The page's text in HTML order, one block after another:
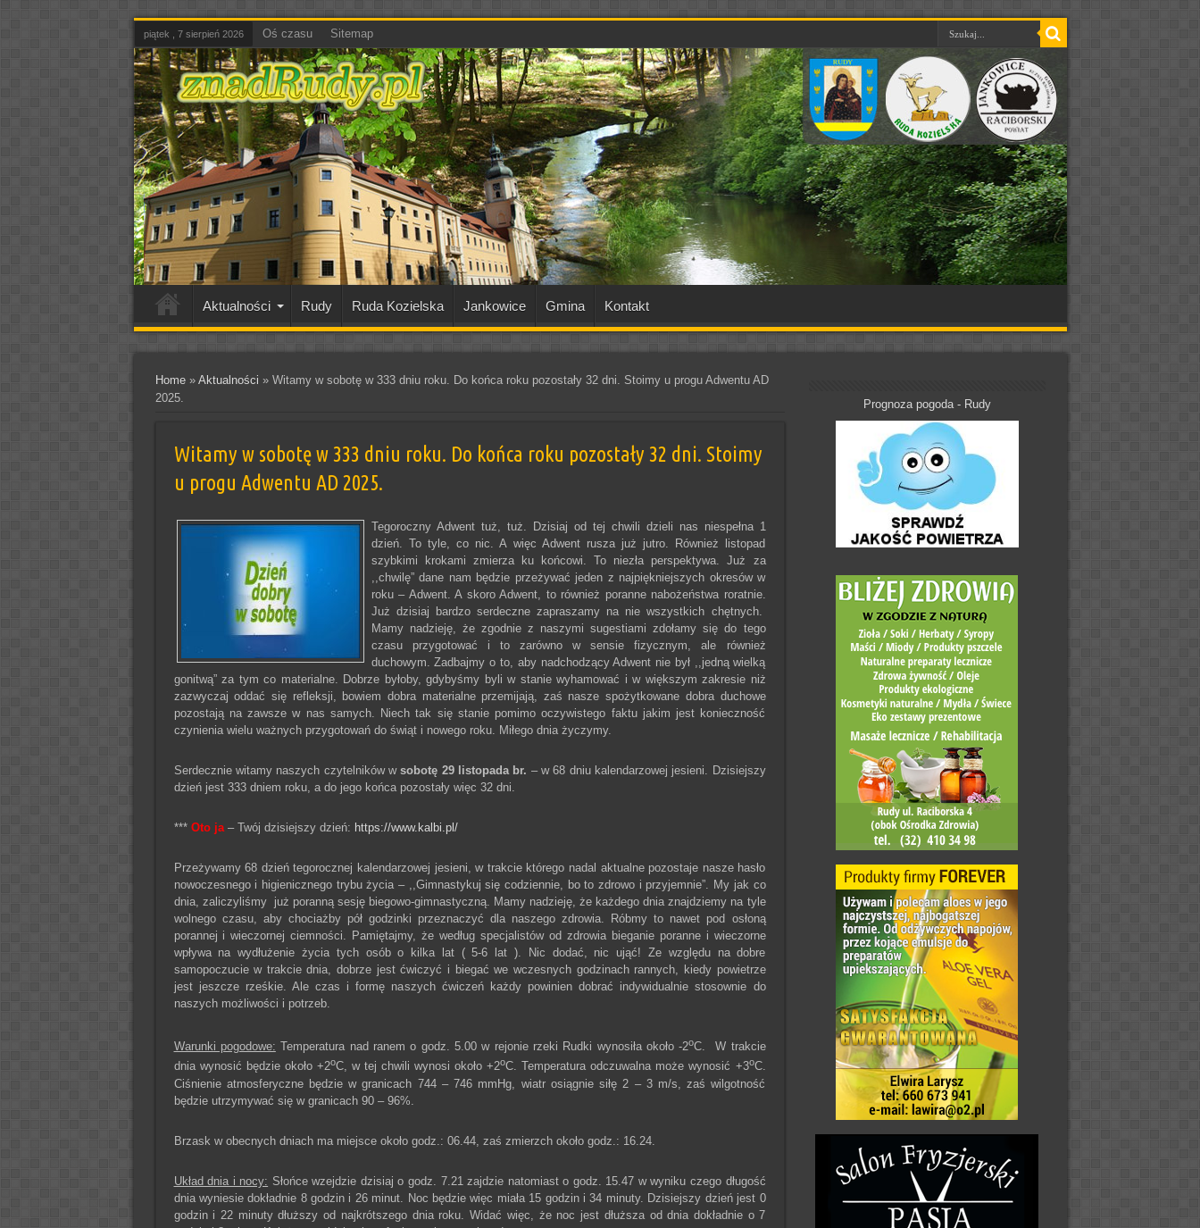
piątek , 7 sierpień 2026 Oś czasu Sitemap
Aktualności Rudy Ruda Kozielska Jankowice Gmina Kontakt
Home» Aktualności » Witamy w sobotę w 333 dniu roku. Do końca roku pozostały 32 dni. Stoimy u progu Adwentu AD
2025.
Witamy w sobotę w 333 dniu roku. Do końca roku pozostały 32 dni. Stoimy
u progu Adwentu AD 2025.
Tegoroczny Adwent tuż, tuż. Dzisiaj od tej chwili dzieli nas niespełna 1
dzień. To tyle, co nic. A więc Adwent rusza już jutro. Również listopad
szybkimi krokami zmierza ku końcowi. To niezła perspektywa. Już za
,,chwilę” dane nam będzie przeżywać jeden z najpiękniejszych okresów w
roku – Adwent. A skoro Adwent, to również poranne nabożeństwa roratnie.
Już dzisiaj bardzo serdeczne zapraszamy na nie wszystkich chętnych.
Mamy nadzieję, że zgodnie z naszymi sugestiami zdołamy się do tego
czasu przygotować i to zarówno w sensie fizycznym, ale również
duchowym. Zadbajmy o to, aby nadchodzący Adwent nie był ,,jedną wielką
gonitwą” za tym co materialne. Dobrze byłoby, gdybyśmy byli w stanie wyhamować i w większym zakresie niż
zazwyczaj oddać się refleksji, bowiem dobra materialne przemijają, zaś nasze spożytkowane dobra duchowe
pozostają na zawsze w nas samych. Niech tak się stanie pomimo oczywistego faktu jakim jest konieczność
czynienia wielu ważnych przygotowań do świąt i nowego roku. Miłego dnia życzymy.
Serdecznie witamy naszych czytelników wsobotę 29 listopada br. – w 68 dniu kalendarzowej jesieni. Dzisiejszy
dzień jest 333 dniem roku, a do jego końca pozostały więc 32 dni.
*** Oto ja– Twój dzisiejszy dzień: https://www.kalbi.pl/
Przeżywamy 68 dzień tegorocznej kalendarzowej jesieni, w trakcie którego nadal aktualne pozostaje nasze hasło
nowoczesnego i higienicznego trybu życia – ,,Gimnastykuj się codziennie, bo to zdrowo i przyjemnie”. My jak co
dnia, zaliczyliśmy już poranną sesję biegowo-gimnastyczną. Mamy nadzieję, że każdego dnia znajdziemy na tyle
wolnego czasu, aby chociażby pół godzinki przeznaczyć dla naszego zdrowia. Róbmy to nawet pod osłoną
porannej i wieczornej ciemności. Pamiętajmy, że według specjalistów od zdrowia bieganie poranne i wieczorne
wpływa na wydłużenie życia tych osób o kilka lat ( 5-6 lat ). Nic dodać, nic ująć! Ze względu na dobre
samopoczucie w trakcie dnia, dobrze jest ćwiczyć i biegać we wczesnych godzinach rannych, kiedy powietrze
jest jeszcze rześkie. Ale czas i formę naszych ćwiczeń każdy powinien dobrać indywidualnie stosownie do
naszych możliwości i potrzeb.
Warunki pogodowe: Temperatura nad ranem o godz. 5.00 w rejonie rzeki Rudki wynosiła około -2oC. W trakcie
dnia wynosić będzie około +2oC, w tej chwili wynosi około +2oC. Temperatura odczuwalna może wynosić +3oC.
Ciśnienie atmosferyczne będzie w granicach 744 – 746 mmHg, wiatr osiągnie siłę 2 – 3 m/s, zaś wilgotność
będzie utrzymywać się w granicach 90 – 96%.
Brzask w obecnych dniach ma miejsce około godz.: 06.44, zaś zmierzch około godz.: 16.24.
Układ dnia i nocy: Słońce wzejdzie dzisiaj o godz. 7.21 zajdzie natomiast o godz. 15.47 w wyniku czego długość
dnia wyniesie dokładnie 8 godzin i 26 minut. Noc będzie więc miała 15 godzin i 34 minuty. Dzisiejszy dzień jest 0
godzin i 22 minuty dłuższy od najkrótszego dnia roku. Widać więc, że noc jest dłuższa od dnia dokładnie o 7
Prognoza pogoda - Rudy